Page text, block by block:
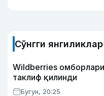
Сўнгги янгиликлар
Wildberries
таклиф қилинди
Бугун, 20:25